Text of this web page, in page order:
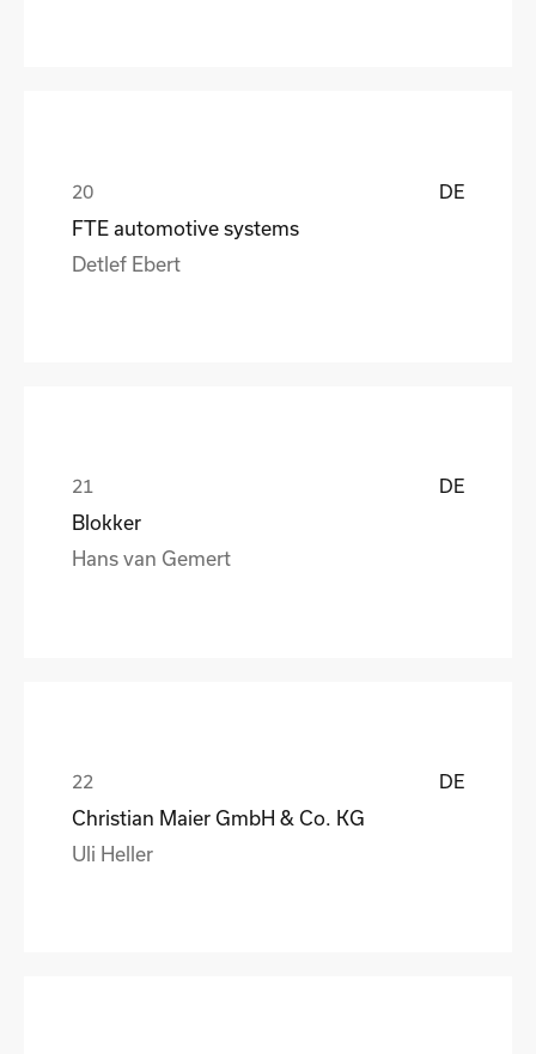
DE
FTE automotive systems
Detlef Ebert
DE
Blokker
Hans van Gemert
DE
Christian Maier GmbH & Co. KG
Uli Heller